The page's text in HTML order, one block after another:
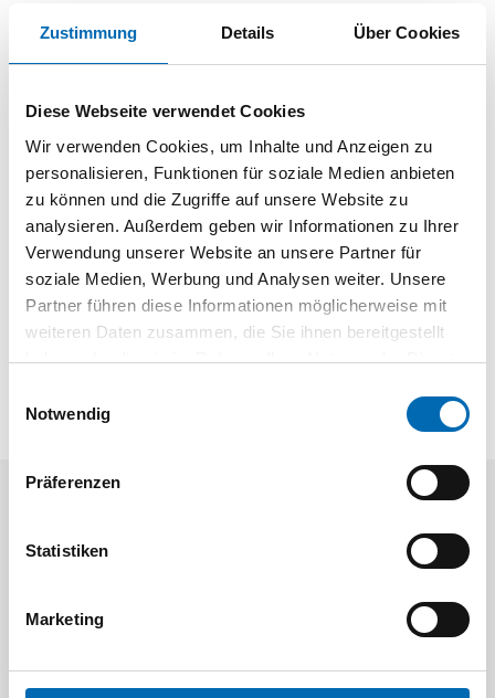
Zustimmung Details Über Cookies
Diese Webseite verwendet Cookies
Wir verwenden Cookies, um Inhalte und Anzeigen zu
personalisieren, Funktionen für soziale Medien anbieten
zu können und die Zugriffe auf unsere Website zu
analysieren. Außerdem geben wir Informationen zu Ihrer
Verwendung unserer Website an unsere Partner für
soziale Medien, Werbung und Analysen weiter. Unsere
Partner führen diese Informationen möglicherweise mit
weiteren Daten zusammen, die Sie ihnen bereitgestellt
haben oder die sie im Rahmen Ihrer Nutzung der Dienste
Notwendig
Präferenzen
Statistiken
Marketing
Dokumente
Katalogseite EKU Clipo Dämpfung
01 | Hauptkatalog 2019/21